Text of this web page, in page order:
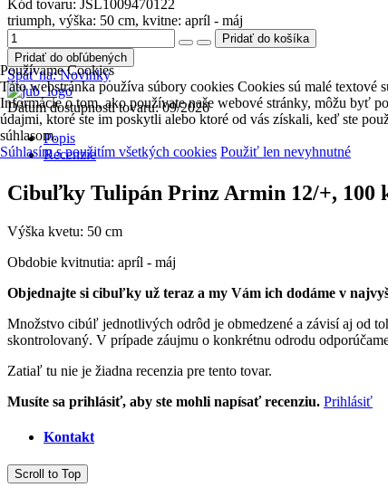
Kód tovaru: JSL1009470122
triumph, výška: 50 cm, kvitne: apríl - máj
Pridať do obľúbených
Späť na:Novinky
Dátum dostupnosti tovaru: 09/2026
Popis
Recenzie
Cibuľky Tulipán Prinz Armin 12/+, 100
Výška kvetu: 50 cm
Obdobie kvitnutia: apríl - máj
Objednajte si cibuľky už teraz a my Vám ich dodáme v
Množstvo cibúľ jednotlivých odrôd je obmedzené a závisí aj od
skontrolovaný. V prípade záujmu o konkrétnu odrodu
Zatiaľ tu nie je žiadna recenzia pre tento tovar.
Musíte sa prihlásiť, aby ste mohli napísať recenziu. Prihlásiť
Kontakt
Scroll to Top
Používame Cookies
Táto webstránka používa súbory cookies Cookies sú malé
Informácie o tom, ako používate naše webové stránky, môžu byť
údajmi, ktoré ste im poskytli alebo ktoré od vás získali, keď ste
súhlasom.
Súhlasím s použitím všetkých cookies Použiť len nevyhnutné